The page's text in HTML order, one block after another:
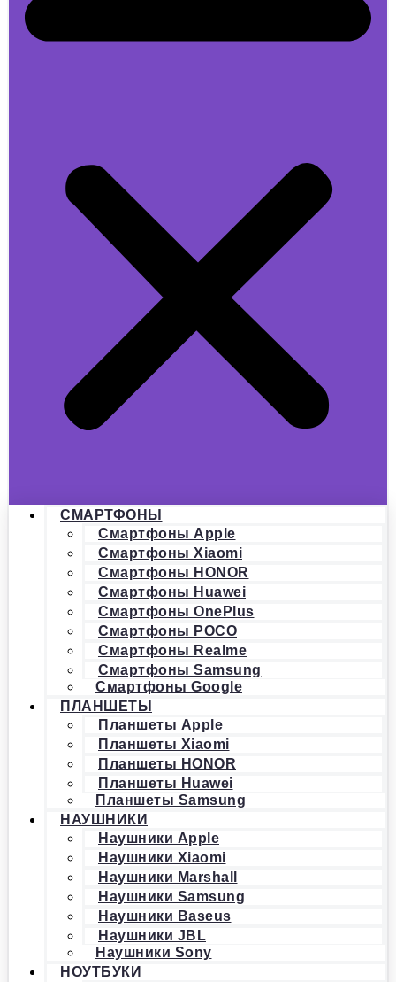
СМАРТФОНЫ
Смартфоны Apple
Смартфоны Xiaomi
Смартфоны HONOR
Смартфоны Huawei
Смартфоны OnePlus
Смартфоны POCO
Смартфоны Realme
Смартфоны Samsung
Смартфоны Google
ПЛАНШЕТЫ
Планшеты Apple
Планшеты Xiaomi
Планшеты HONOR
Планшеты Huawei
Планшеты Samsung
НАУШНИКИ
Наушники Apple
Наушники Xiaomi
Наушники Marshall
Наушники Samsung
Наушники Baseus
Наушники JBL
Наушники Sony
НОУТБУКИ